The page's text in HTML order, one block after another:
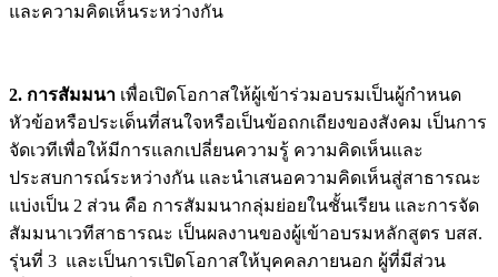
และความคิดเห็นระหว่างกัน
2. การสัมมนา เพื่อเปิดโอกาสให้ผู้เข้าร่วมอบรมเป็นผู้กำหนด
หัวข้อหรือประเด็นที่สนใจหรือเป็นข้อถกเถียงของสังคม เป็นการ
จัดเวทีเพื่อให้มีการแลกเปลี่ยนความรู้ ความคิดเห็นและ
ประสบการณ์ระหว่างกัน และนำเสนอความคิดเห็นสู่สาธารณะ
แบ่งเป็น 2 ส่วน คือ การสัมมนากลุ่มย่อยในชั้นเรียน และการจัด
สัมมนาเวทีสาธารณะ เป็นผลงานของผู้เข้าอบรมหลักสูตร บสส.
รุ่นที่ 3 และเป็นการเปิดโอกาสให้บุคคลภายนอก ผู้ที่มีส่วน